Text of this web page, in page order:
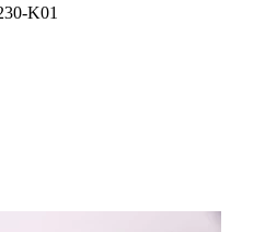
K01